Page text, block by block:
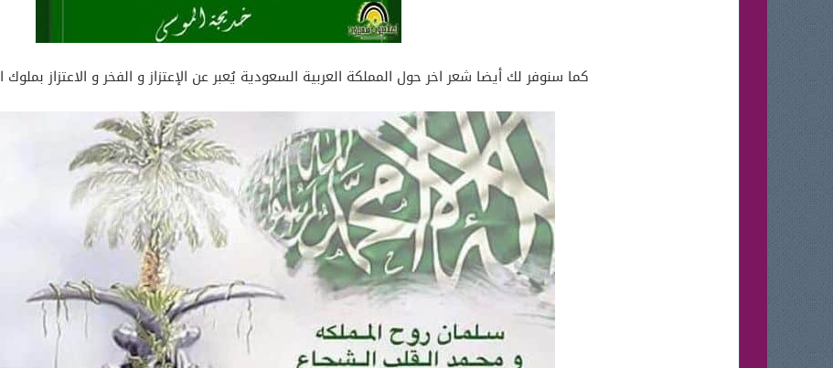
كما سنوفر لك أيضا شعر اخر حول المملكة العربية السعودية يُعبر عن الإعتزاز و الفخر و الاعتزاز